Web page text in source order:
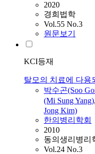
2020
경희법학
Vol.55 No.3
원문보기
KCI등재
탈모의 치료에 다용
박수곤(Soo
(Mi Sung Yang),
Jong Kim)
한의병리학회
2010
동의생리병리
Vol.24 No.3